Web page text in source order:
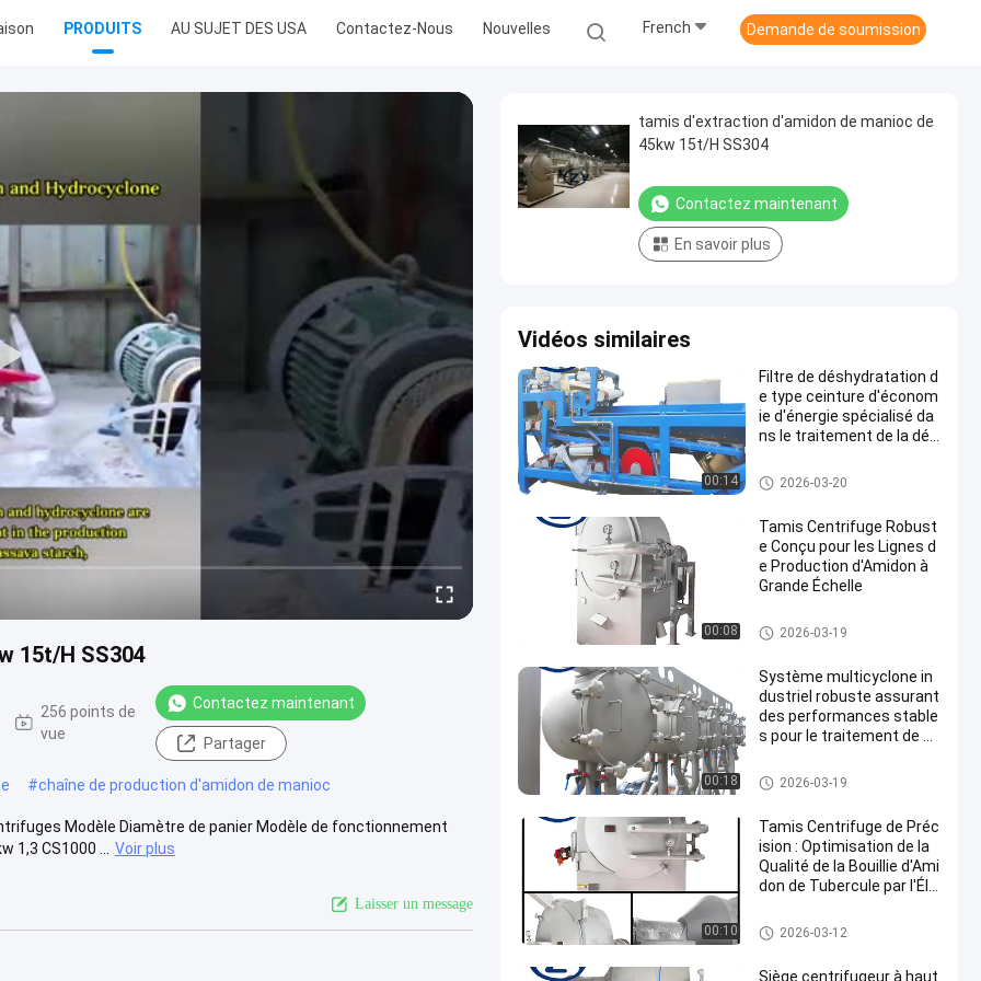
PRODUITS AU SUJET DES USA Contactez-Nous Nouvelles French Demande de soumission
15t/H SS304
256 points de
vue
Contactez maintenant
Partager
#chaîne de production d'amidon de manioc
Modèle Diamètre de panier Modèle de fonctionnement
CS1000 ...
Voir plus
Laisser un message
tamis d'extraction d'amidon de manioc de
45kw 15t/H SS304
Contactez maintenant
En savoir plus
Vidéos similaires
00:14
Filtre de déshydratation d
e type ceinture d'économ
ie d'énergie spécialisé da
ns le traitement de la dés
manioc
Machine de développement d'a
midon de manioc
2026-03-20
00:08
Tamis Centrifuge Robust
e Conçu pour les Lignes d
e Production d'Amidon à
Grande Échelle
Machine de développement d'a
midon de manioc
2026-03-19
00:18
Système multicyclone in
dustriel robuste assurant
des performances stable
s pour le traitement de m
Machine de développement d'a
midon de manioc
2026-03-19
00:10
Tamis Centrifuge de Préc
ision : Optimisation de la
Qualité de la Bouillie d'Ami
don de Tubercule par l'Éli
ts Fibreux Fins
Machine de développement d'a
midon de manioc
2026-03-12
Siège centrifugeur à haut